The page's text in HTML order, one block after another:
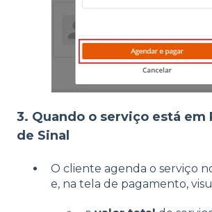
3. Quando o serviço está em
de Sinal
O cliente agenda o serviço
e, na tela de pagamento,